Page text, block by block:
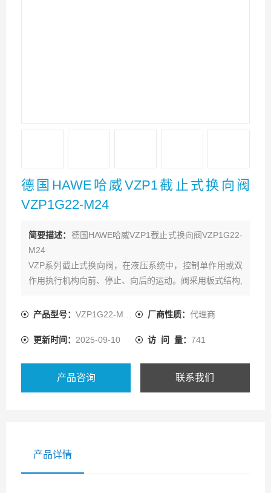
德国HAWE哈威VZP1截止式换向阀
VZP1G22-M24
简要描述： 德国HAWE哈威VZP1截止式换向阀VZP1G22-
M24
VZP系列截止式换向阀，在液压系统中，控制单作用或双
作用执行机构向前、停止、向后的运动。阀采用板式结构,
的BVZP1型换向阀组合
产品型号： VZP1G22-M24/8W 厂商性质： 代理商
更新时间： 2025-09-10 访 问 量： 741
产品咨询 联系我们
产品详情